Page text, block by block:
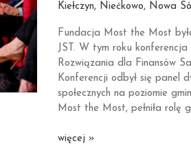
Kiełczyn, Niećkowo, Nowa Sól
Fundacja Most the Most
JST. W tym roku konferencja
Rozwiązania dla Finansów
Konferencji odbył się panel
społecznych na poziomie
Most the Most, pełniła rolę
BGK
więcej »